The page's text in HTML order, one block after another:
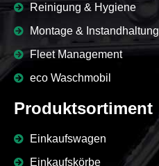
Reinigung & Hygiene
Montage & Instandhaltung
Fleet Management
eco Waschmobil
Produktsortiment
Einkaufswagen
Einkaufskörbe